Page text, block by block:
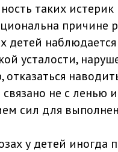
таких истерик
причине
детей
усталости,
отказаться
связано не с ленью
сил для
у детей иногда